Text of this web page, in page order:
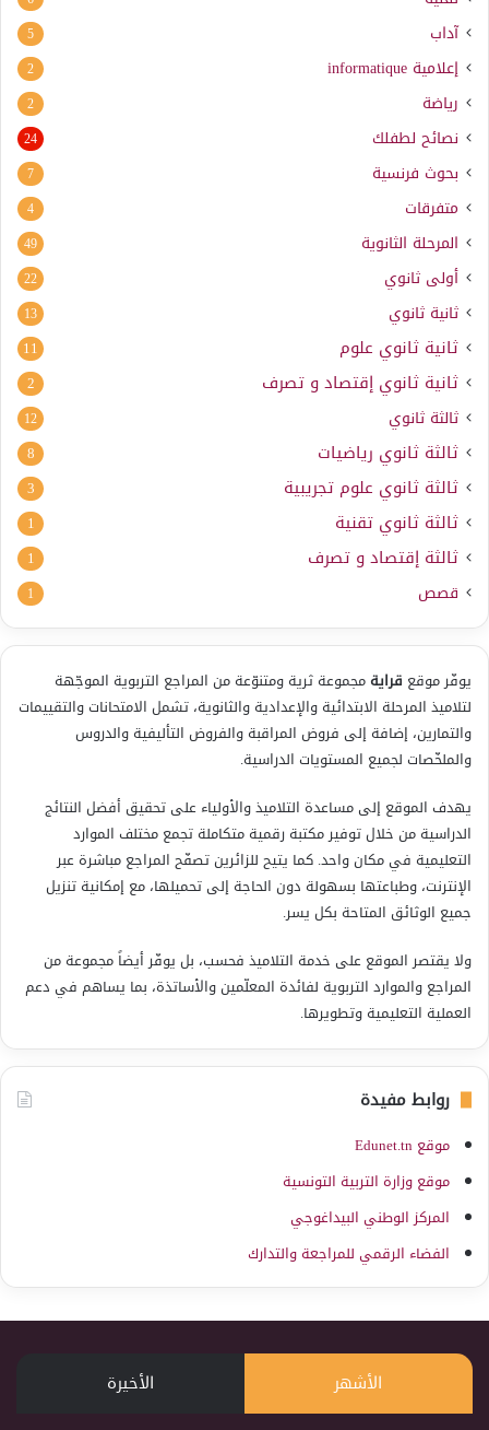
آداب 5
إعلامية informatique
2
رياضة 2
نصائح لطفلك 24
بحوث فرنسية 7
متفرقات 4
المرحلة الثانوية 49
أولى ثانوي 22
ثانية ثانوي 13
ثانية ثانوي علوم 11
ثانية ثانوي إقتصاد و تصرف 2
ثالثة ثانوي 12
ثالثة ثانوي رياضيات 8
ثالثة ثانوي علوم تجريبية 3
ثالثة ثانوي تقنية 1
ثالثة إقتصاد و تصرف 1
قصص 1
يوفّر موقع قرايةمجموعة ثرية ومتنوّعة من المراجع التربوية الموجّهة
لتلاميذ المرحلة الابتدائية والإعدادية والثانوية، تشمل الامتحانات والتقييمات
والتمارين، إضافة إلى فروض المراقبة والفروض التأليفية والدروس
والملخّصات لجميع المستويات الدراسية.
يهدف الموقع إلى مساعدة التلاميذ والأولياء على تحقيق أفضل النتائج
الدراسية من خلال توفير مكتبة رقمية متكاملة تجمع مختلف الموارد
التعليمية في مكان واحد. كما يتيح للزائرين تصفّح المراجع مباشرة عبر
الإنترنت، وطباعتها بسهولة دون الحاجة إلى تحميلها، مع إمكانية تنزيل
جميع الوثائق المتاحة بكل يسر.
ولا يقتصر الموقع على خدمة التلاميذ فحسب، بل يوفّر أيضاً مجموعة من
المراجع والموارد التربوية لفائدة المعلّمين والأساتذة، بما يساهم في دعم
العملية التعليمية وتطويرها.
روابط مفيدة
موقع Edunet.tn
موقع وزارة التربية التونسية
المركز الوطني البيداغوجي
الفضاء الرقمي للمراجعة والتدارك
الأشهر الأخيرة